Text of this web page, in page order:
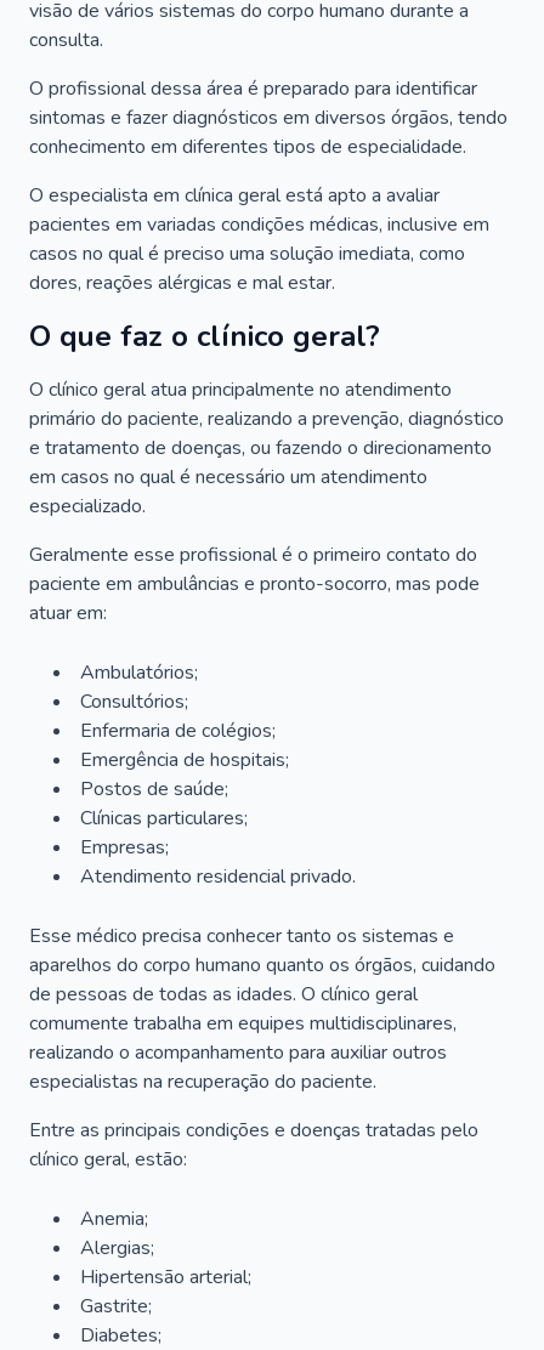
visão de vários sistemas do corpo humano durante a
consulta.
O profissional dessa área é preparado para identificar
sintomas e fazer diagnósticos em diversos órgãos, tendo
conhecimento em diferentes tipos de especialidade.
O especialista em clínica geral está apto a avaliar
pacientes em variadas condições médicas, inclusive em
casos no qual é preciso uma solução imediata, como
dores, reações alérgicas e mal estar.
O que faz o clínico geral?
O clínico geral atua principalmente no atendimento
primário do paciente, realizando a prevenção, diagnóstico
e tratamento de doenças, ou fazendo o direcionamento
em casos no qual é necessário um atendimento
especializado.
Geralmente esse profissional é o primeiro contato do
paciente em ambulâncias e pronto-socorro, mas pode
atuar em:
Ambulatórios;
Consultórios;
Enfermaria de colégios;
Emergência de hospitais;
Postos de saúde;
Clínicas particulares;
Empresas;
Atendimento residencial privado.
Esse médico precisa conhecer tanto os sistemas e
aparelhos do corpo humano quanto os órgãos, cuidando
de pessoas de todas as idades. O clínico geral
comumente trabalha em equipes multidisciplinares,
realizando o acompanhamento para auxiliar outros
especialistas na recuperação do paciente.
Entre as principais condições e doenças tratadas pelo
clínico geral, estão:
Anemia;
Alergias;
Hipertensão arterial;
Gastrite;
Diabetes;